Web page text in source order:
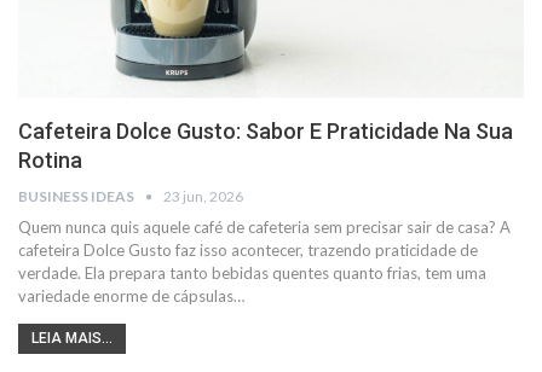
Cafeteira Dolce Gusto: Sabor E Praticidade Na Sua
Rotina
BUSINESS IDEAS 23 jun, 2026
Quem nunca quis aquele café de cafeteria sem precisar sair de casa? A
cafeteira Dolce Gusto faz isso acontecer, trazendo praticidade de
verdade. Ela prepara tanto bebidas quentes quanto frias, tem uma
variedade enorme de cápsulas…
LEIA MAIS...